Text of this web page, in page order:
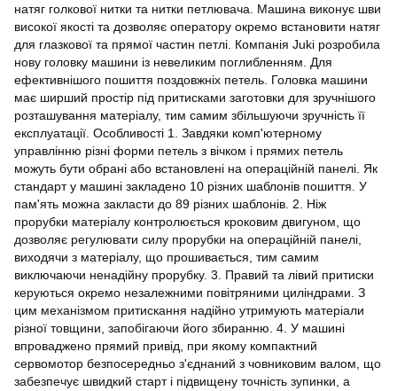
натяг голкової нитки та нитки петлювача. Машина виконує шви
високої якості та дозволяє оператору окремо встановити натяг
для глазкової та прямої частин петлі. Компанія Juki розробила
нову головку машини із невеликим поглибленням. Для
ефективнішого пошиття поздовжніх петель. Головка машини
має ширший простір під притисками заготовки для зручнішого
розташування матеріалу, тим самим збільшуючи зручність її
експлуатації. Особливості 1. Завдяки комп'ютерному
управлінню різні форми петель з вічком і прямих петель
можуть бути обрані або встановлені на операційній панелі. Як
стандарт у машині закладено 10 різних шаблонів пошиття. У
пам'ять можна закласти до 89 різних шаблонів. 2. Ніж
прорубки матеріалу контролюється кроковим двигуном, що
дозволяє регулювати силу прорубки на операційній панелі,
виходячи з матеріалу, що прошивається, тим самим
виключаючи ненадійну прорубку. 3. Правий та лівий притиски
керуються окремо незалежними повітряними циліндрами. З
цим механізмом притискання надійно утримують матеріали
різної товщини, запобігаючи його збиранню. 4. У машині
впроваджено прямий привід, при якому компактний
сервомотор безпосередньо з'єднаний з човниковим валом, що
забезпечує швидкий старт і підвищену точність зупинки, а